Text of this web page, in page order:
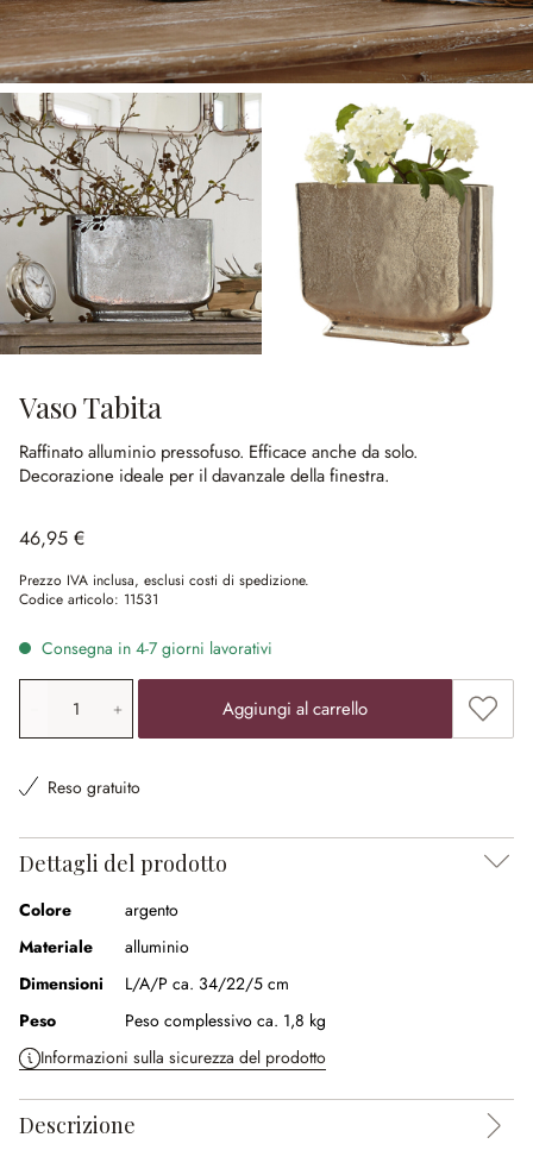
Vaso Tabita
Raffinato alluminio pressofuso. Efficace anche da solo.
Decorazione ideale per il davanzale della finestra.
46,95 €
Prezzo IVA inclusa, esclusi costi di spedizione.
Codice articolo: 11531
Consegna in 4-7 giorni lavorativi
Quantità prodotto: inserisci il valore desiderato o
Aggiungi al carrello
Reso gratuito
Dettagli del prodotto
Colore
argento
Materiale
alluminio
Dimensioni
L/A/P ca. 34/22/5 cm
Peso
Peso complessivo ca. 1,8 kg
Informazioni sulla sicurezza del prodotto
Descrizione